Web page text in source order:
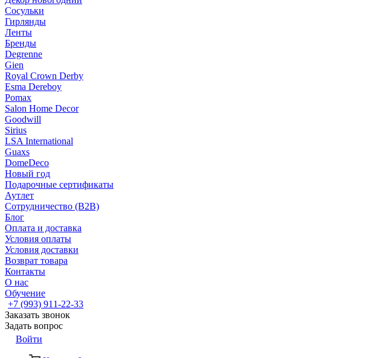
Сосульки
Гирлянды
Ленты
Бренды
Degrenne
Gien
Royal Crown Derby
Esma Dereboy
Pomax
Salon Home Decor
Goodwill
Sirius
LSA International
Guaxs
DomeDeco
Новый год
Подарочные сертификаты
Аутлет
Сотрудничество (B2B)
Блог
Оплата и доставка
Условия оплаты
Условия доставки
Возврат товара
Контакты
О нас
Обучение
+7 (993) 911-22-33
Заказать звонок
Задать вопрос
Войти